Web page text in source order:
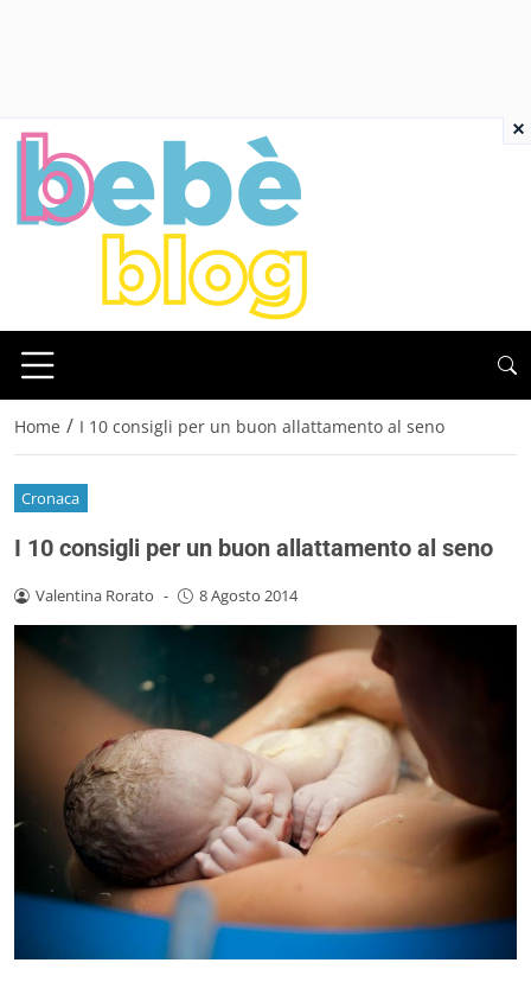
Home / I 10 consigli per un buon allattamento al seno
Cronaca
I 10 consigli per un buon allattamento al seno
Valentina Rorato - 8 Agosto 2014
×